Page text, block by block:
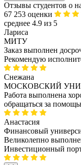
Отзывы студентов о
67 253 оценки
среднее 4.9 из 5
Лариса
МИТУ
Заказ выполнен
Рекомендую
Снежана
МОСКОВСКИЙ
Работа выполнена
обращаться за
Анастасия
Финансовый
Великолепно
Инвестиционный